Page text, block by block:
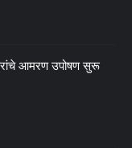
आमरण उपोषण सुरू